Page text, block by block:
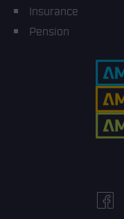
Insurance
Pension